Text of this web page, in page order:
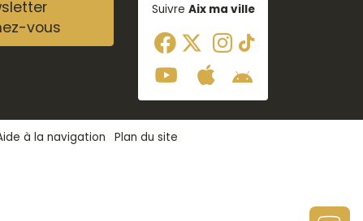
vous
Suivre Aix ma ville
à la navigation Plan du site